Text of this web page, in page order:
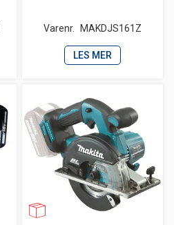
Varenr. MAKDJS161Z
LES MER